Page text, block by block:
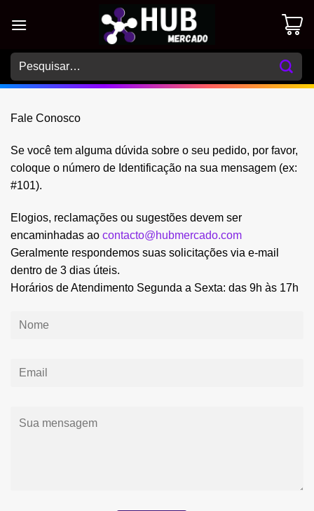
Pesquisar
por:
Fale Conosco
Se você tem alguma dúvida sobre o seu pedido, por favor,
coloque o número de Identificação na sua mensagem (ex:
#101).
Elogios, reclamações ou sugestões devem ser
encaminhadas ao contacto@hubmercado.com
Geralmente respondemos suas solicitações via e-mail
dentro de 3 dias úteis.
Horários de Atendimento Segunda a Sexta: das 9h às 17h